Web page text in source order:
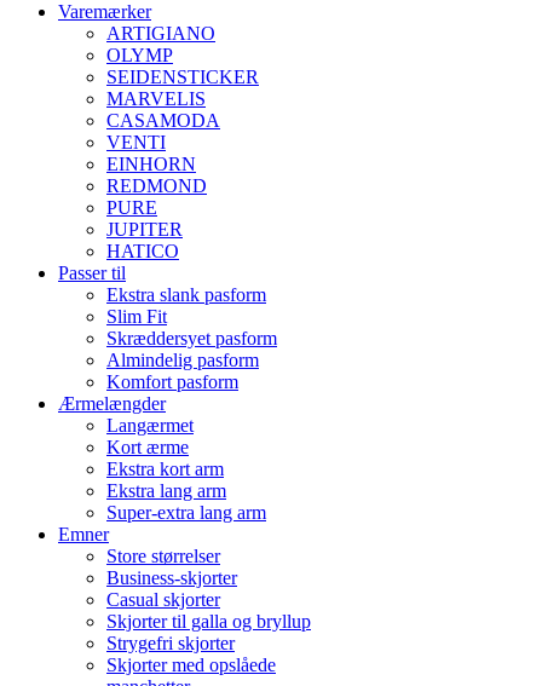
Varemærker
ARTIGIANO
OLYMP
SEIDENSTICKER
MARVELIS
CASAMODA
VENTI
EINHORN
REDMOND
PURE
JUPITER
HATICO
Passer til
Ekstra slank pasform
Slim Fit
Skræddersyet pasform
Almindelig pasform
Komfort pasform
Ærmelængder
Langærmet
Kort ærme
Ekstra kort arm
Ekstra lang arm
Super-extra lang arm
Emner
Store størrelser
Business-skjorter
Casual skjorter
Skjorter til galla og bryllup
Strygefri skjorter
Skjorter med opslåede